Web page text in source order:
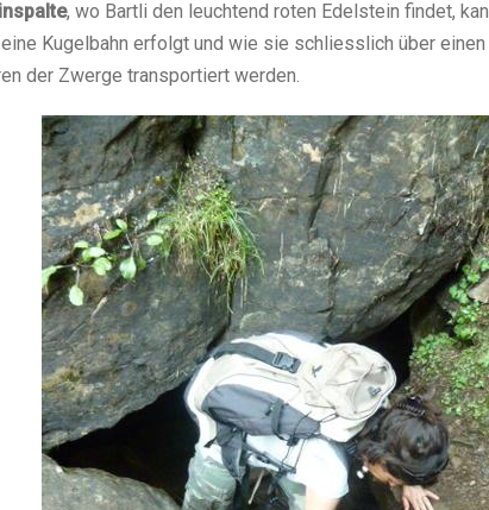
, wo Bartli den leuchtend roten Edelstein findet,
Kugelbahn erfolgt und wie sie schliesslich über
der Zwerge transportiert werden.